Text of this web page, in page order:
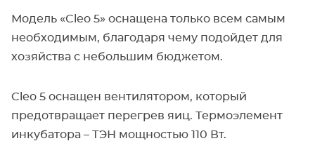
Модель «Cleo 5» оснащена только всем самым
необходимым, благодаря чему подойдет для
хозяйства с небольшим бюджетом.
Cleo 5 оснащен вентилятором, который
предотвращает перегрев яиц. Термоэлемент
инкубатора – ТЭН мощностью 110 Вт.